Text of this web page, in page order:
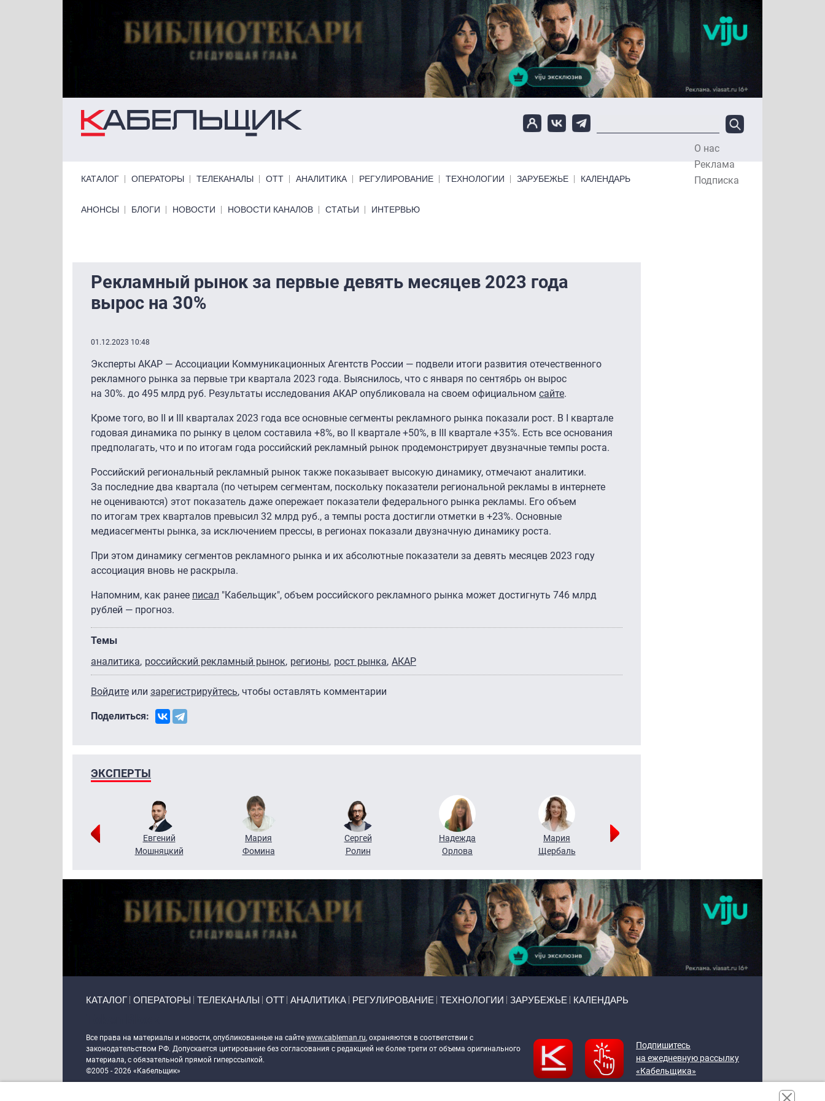
О нас
Реклама
Подписка
КАТАЛОГ ОПЕРАТОРЫ ТЕЛЕКАНАЛЫ ОТТ АНАЛИТИКА РЕГУЛИРОВАНИЕ ТЕХНОЛОГИИ ЗАРУБЕЖЬЕ КАЛЕНДАРЬ
Primary links bottom
АНОНСЫ БЛОГИ НОВОСТИ НОВОСТИ КАНАЛОВ СТАТЬИ ИНТЕРВЬЮ
Рекламный рынок за первые девять месяцев 2023 года
вырос на 30%
01.12.2023 10:48
Эксперты АКАР — Ассоциации Коммуникационных Агентств России — подвели итоги развития отечественного
рекламного рынка за первые три квартала 2023 года. Выяснилось, что с января по сентябрь он вырос
на 30%. до 495 млрд руб. Результаты исследования АКАР опубликовала на своем официальном сайте.
Кроме того, во II и III кварталах 2023 года все основные сегменты рекламного рынка показали рост. В I квартале
годовая динамика по рынку в целом составила +8%, во II квартале +50%, в III квартале +35%. Есть все основания
предполагать, что и по итогам года российский рекламный рынок продемонстрирует двузначные темпы роста.
Российский региональный рекламный рынок также показывает высокую динамику, отмечают аналитики.
За последние два квартала (по четырем сегментам, поскольку показатели региональной рекламы в интернете
не оцениваются) этот показатель даже опережает показатели федерального рынка рекламы. Его объем
по итогам трех кварталов превысил 32 млрд руб., а темпы роста достигли отметки в +23%. Основные
медиасегменты рынка, за исключением прессы, в регионах показали двузначную динамику роста.
При этом динамику сегментов рекламного рынка и их абсолютные показатели за девять месяцев 2023 году
ассоциация вновь не раскрыла.
Напомним, как ранее писал "Кабельщик", объем российского рекламного рынка может достигнуть 746 млрд
рублей — прогноз.
Темы
аналитика российский рекламный рынок регионы рост рынка АКАР
Войдите или зарегистрируйтесь, чтобы оставлять комментарии
Поделиться:
ЭКСПЕРТЫ
Евгений
Мошняцкий
Мария
Фомина
Сергей
Ролин
Надежда
Орлова
Мария
Щербаль
КАТАЛОГ ОПЕРАТОРЫ ТЕЛЕКАНАЛЫ ОТТ АНАЛИТИКА РЕГУЛИРОВАНИЕ ТЕХНОЛОГИИ ЗАРУБЕЖЬЕ КАЛЕНДАРЬ
Все права на материалы и новости, опубликованные на сайте www.cableman.ru, охраняются в соответствии с
законодательством РФ. Допускается цитирование без согласования с редакцией не более трети от объема оригинального
материала, с обязательной прямой гиперссылкой.
©2005 - 2026 «Кабельщик»
Подпишитесь
на ежедневную рассылку
«Кабельщика»